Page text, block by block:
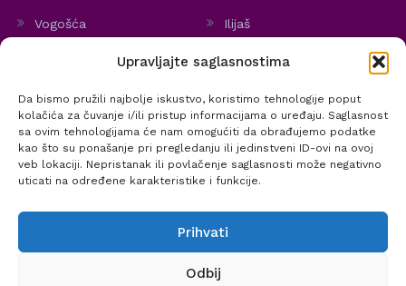
Upravljajte saglasnostima
Da bismo pružili najbolje iskustvo, koristimo tehnologije poput
kolačića za čuvanje i/ili pristup informacijama o uređaju. Saglasnost
sa ovim tehnologijama će nam omogućiti da obrađujemo podatke
kao što su ponašanje pri pregledanju ili jedinstveni ID-ovi na ovoj
veb lokaciji. Nepristanak ili povlačenje saglasnosti može negativno
uticati na određene karakteristike i funkcije.
Prihvati
Odbij
Vogošća Ilijaš
Stari Grad
Politika kolačića
@ 2020 Zavod za zdravstvenu zaštitu žena i materinstva KS | Sva prava
zadržana.
stručni savjet, dijagnozu ili liječenje ljekara. J.U. ZZZM ne može biti odgovoran za bilo